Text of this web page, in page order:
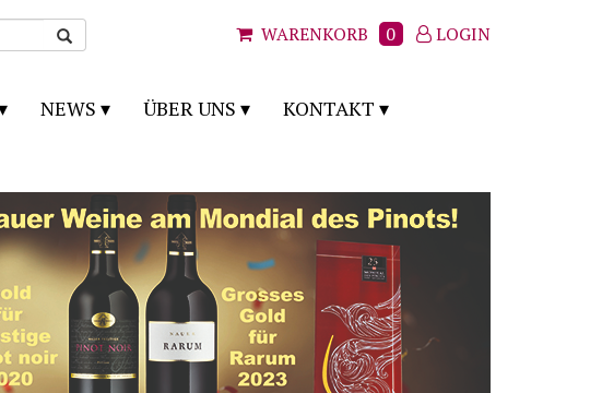
LOGIN
WARENKORB 0
NEWS ÜBER UNS
KONTAKT